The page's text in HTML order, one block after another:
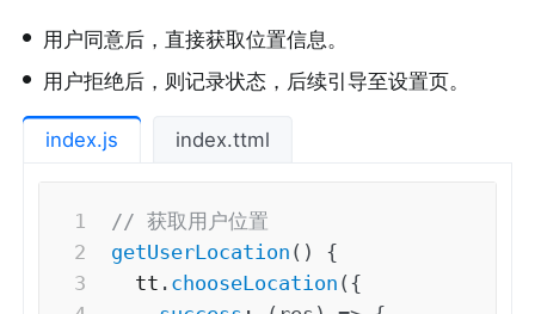
• 用户同意后，直接获取位置信息。
• 用户拒绝后，则记录状态，后续引导至设置页。
index.js index.ttml
// 获取用户位置
getUserLocation ( )
{
  tt
. chooseLocation ( {